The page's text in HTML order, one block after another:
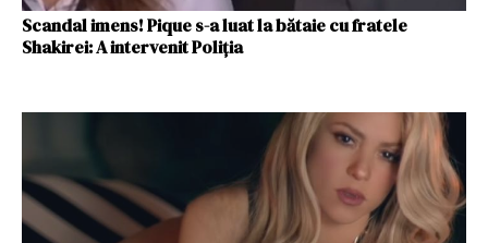
Scandal imens! Pique s-a luat la bătaie cu fratele
Shakirei: A intervenit Poliția